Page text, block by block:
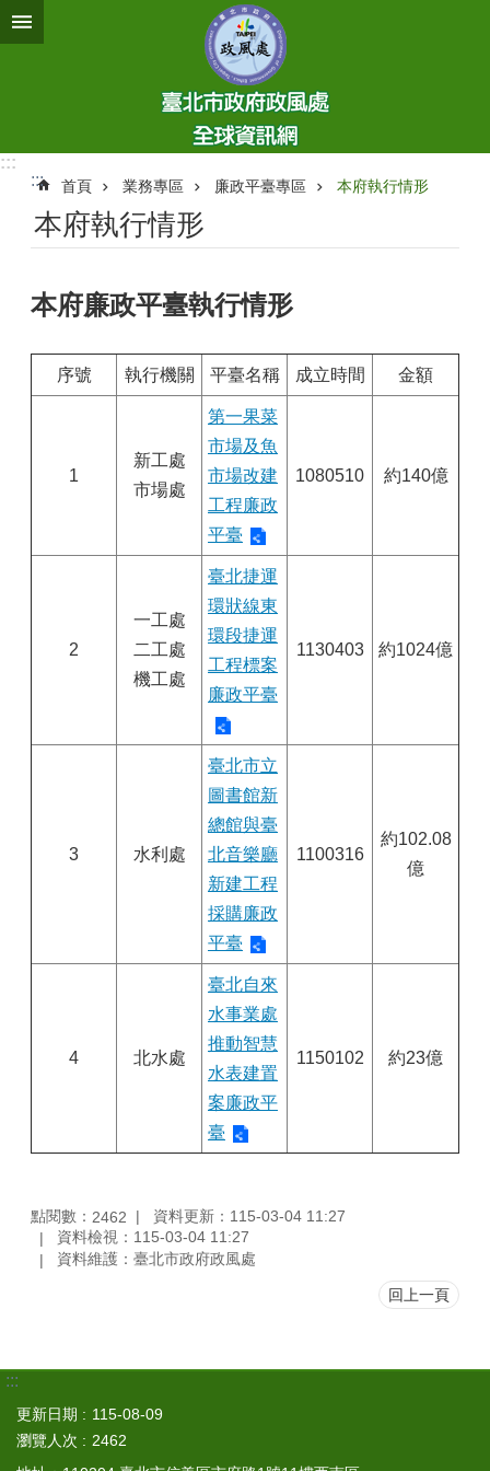
跳到主要內容區塊
:::
:::
首頁 業務專區 廉政平臺專區 本府執行情形
本府執行情形
本府廉政平臺執行情形
序號 執行機關 平臺名稱 成立時間 金額
1
新工處
市場處
第一果菜
市場及魚
市場改建
工程廉政
平臺
1080510 約140億
2
一工處
二工處
機工處
臺北捷運
環狀線東
環段捷運
工程標案
廉政平臺
1130403 約1024億
3 水利處
臺北市立
圖書館新
總館與臺
北音樂廳
新建工程
採購廉政
平臺
1100316
約102.08
億
4 北水處
臺北自來
水事業處
推動智慧
水表建置
案廉政平
臺
1150102 約23億
點閱數： 2462
資料更新：115-03-04 11:27
資料檢視：115-03-04 11:27
資料維護：臺北市政府政風處
回上一頁
:::
更新日期
115-08-09
瀏覽人次
2462